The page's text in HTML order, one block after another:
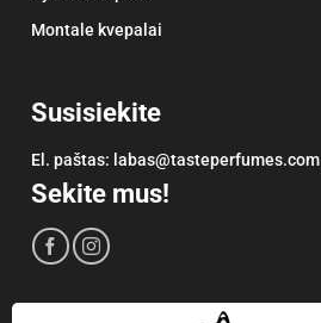
Montale kvepalai
Susisiekite
El. paštas: labas@tasteperfumes.com
Sekite mus!